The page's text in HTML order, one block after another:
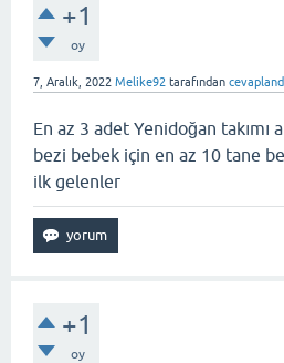
+1
oy
7, Aralık, 2022 Melike92 tarafından
En az 3 adet Yenidoğan takımı
bezi bebek için en az 10 tane
ilk gelenler
+1
oy